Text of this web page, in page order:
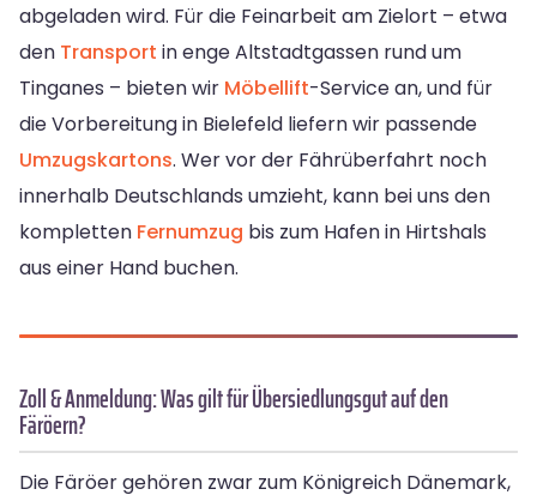
abgeladen wird. Für die Feinarbeit am Zielort – etwa
den Transport in enge Altstadtgassen rund um
Tinganes – bieten wir Möbellift-Service an, und für
die Vorbereitung in Bielefeld liefern wir passende
Umzugskartons. Wer vor der Fährüberfahrt noch
innerhalb Deutschlands umzieht, kann bei uns den
kompletten Fernumzug bis zum Hafen in Hirtshals
aus einer Hand buchen.
Zoll & Anmeldung: Was gilt für Übersiedlungsgut auf den
Färöern?
Die Färöer gehören zwar zum Königreich Dänemark,